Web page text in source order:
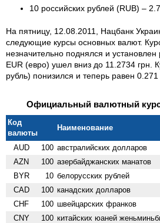
10 российских рублей (RUB) –
На пятницу, 12.08.2011, Нацбанк
следующие курсы основных валют.
незначительно поднялся и
EUR (евро) ушел вниз до 11.2734 грн.
рубль) понизился и теперь равен 0.271
Официальный валютный курс
Код
валюты
Наименование
AUD 100 австралийских долларов
AZN 100 азербайджанских манатов
BYR 10 белорусских рублей
CAD 100 канадских долларов
CHF 100 швейцарских франков
CNY 100 китайских юаней